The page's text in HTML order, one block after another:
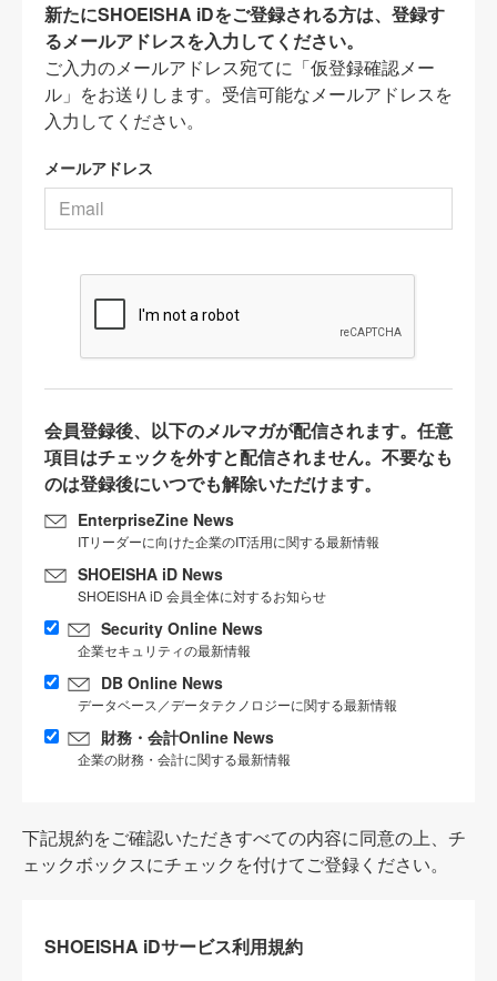
新たにSHOEISHA iDをご登録される方は、登録す
るメールアドレスを入力してください。
ご入力のメールアドレス宛てに「仮登録確認メー
ル」をお送りします。受信可能なメールアドレスを
入力してください。
メールアドレス
会員登録後、以下のメルマガが配信されます。任意
項目はチェックを外すと配信されません。不要なも
のは登録後にいつでも解除いただけます。
EnterpriseZine News
ITリーダーに向けた企業のIT活用に関する最新情報
SHOEISHA iD News
SHOEISHA iD 会員全体に対するお知らせ
Security Online News
企業セキュリティの最新情報
DB Online News
データベース／データテクノロジーに関する最新情報
財務・会計Online News
企業の財務・会計に関する最新情報
下記規約をご確認いただきすべての内容に同意の上、チ
ェックボックスにチェックを付けてご登録ください。
SHOEISHA iDサービス利用規約